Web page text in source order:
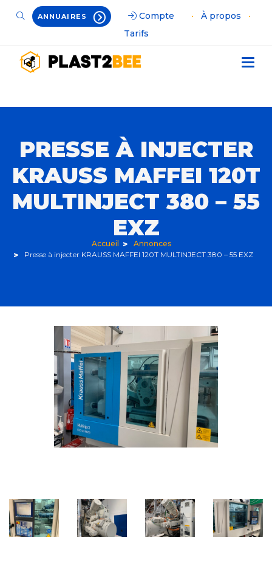
ANNUAIRES Compte • À propos
•
Tarifs
PRESSE À INJECTER
KRAUSS MAFFEI 120T
MULTINJECT 380 – 55
EXZ
Accueil
Annonces
Presse à injecter KRAUSS MAFFEI 120T MULTINJECT 380 – 55 EXZ